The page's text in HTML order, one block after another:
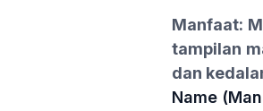
Manfaat:
tampilan
dan
Name